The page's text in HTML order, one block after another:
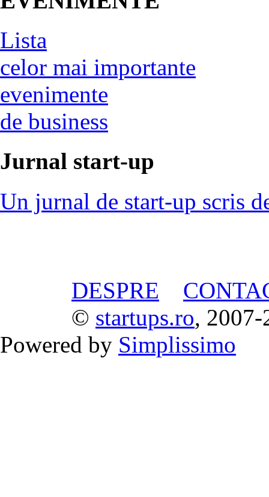
Lista
celor mai importante
evenimente
de business
Jurnal start-up
Un jurnal de start-up scris
DESPRE
© startups.ro, 2007-
Powered by Simplissimo